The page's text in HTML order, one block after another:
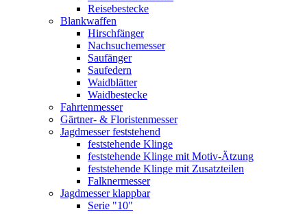
Reisebestecke
Blankwaffen
Hirschfänger
Nachsuchemesser
Saufänger
Saufedern
Waidblätter
Waidbestecke
Fahrtenmesser
Gärtner- & Floristenmesser
Jagdmesser feststehend
feststehende Klinge
feststehende Klinge mit Motiv-Ätzung
feststehende Klinge mit Zusatzteilen
Falknermesser
Jagdmesser klappbar
Serie "10"